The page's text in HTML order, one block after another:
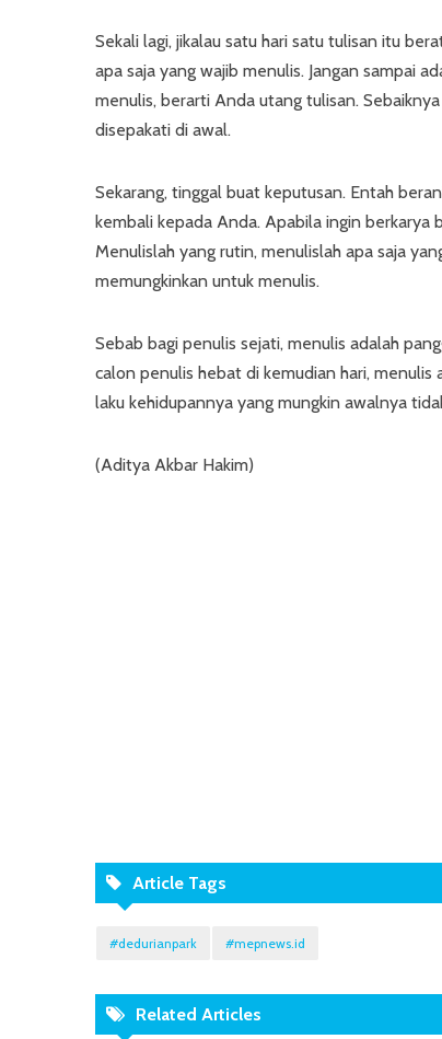
Sekali lagi, jikalau satu hari satu tulisan itu
apa saja yang wajib menulis. Jangan sampai
menulis, berarti Anda utang tulisan.
disepakati di awal.
Sekarang, tinggal buat keputusan. Entah
kembali kepada Anda. Apabila ingin berkarya
Menulislah yang rutin, menulislah apa saja
memungkinkan untuk menulis.
Sebab bagi penulis sejati, menulis adalah
calon penulis hebat di kemudian hari,
laku kehidupannya yang mungkin awalnya
(Aditya Akbar Hakim)
Article Tags
#dedurianpark #mepnews.id
Related Articles